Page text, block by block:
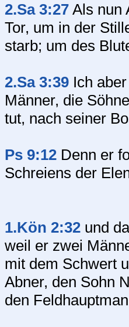
2.Sa 3:27 Als nun
Tor, um in der
starb; um des
2.Sa 3:39 Ich
Männer, die
tut, nach seiner
Ps 9:12 Denn er
Schreiens der
1.Kön 2:32 und
weil er zwei
mit dem Schwert
Abner, den Sohn
den